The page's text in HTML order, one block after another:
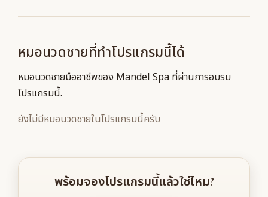
หมอนวดชายที่ทำโปรแกรมนี้ได้
หมอนวดชายมืออาชีพของ Mandel Spa ที่ผ่านการอบรม
โปรแกรมนี้.
ยังไม่มีหมอนวดชายในโปรแกรมนี้ครับ
พร้อมจองโปรแกรมนี้แล้วใช่ไหม?